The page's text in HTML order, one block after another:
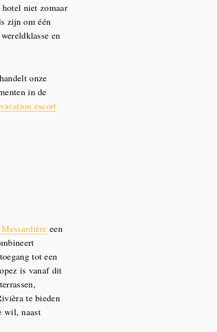
niet zomaar
zijn om één
en
onze
in de
vacation escort
een
tot een
is vanaf dit
te bieden
wil, naast